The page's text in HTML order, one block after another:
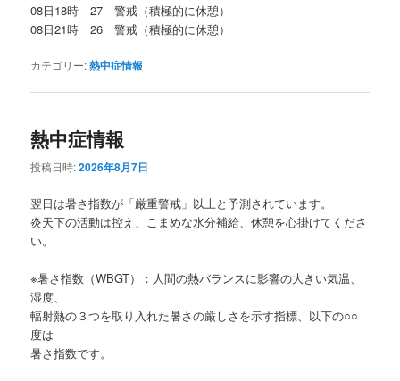
08日18時 27 警戒（積極的に休憩）
08日21時 26 警戒（積極的に休憩）
カテゴリー:熱中症情報
熱中症情報
投稿日時:2026年8月7日
翌日は暑さ指数が「厳重警戒」以上と予測されています。
炎天下の活動は控え、こまめな水分補給、休憩を心掛けてくださ
い。
※暑さ指数（WBGT）：人間の熱バランスに影響の大きい気温、
湿度、
輻射熱の３つを取り入れた暑さの厳しさを示す指標、以下の○○
度は
暑さ指数です。